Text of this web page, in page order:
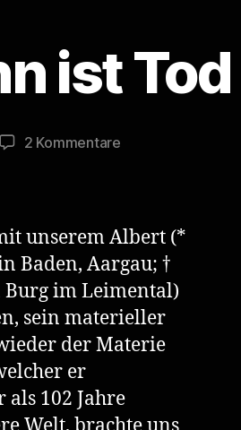
ist Tod
2 Kommentarezu
Tod
unserem Albert (*
Baden, Aargau; †
im Leimental)
sein materieller
der Materie
er
als 102 Jahre